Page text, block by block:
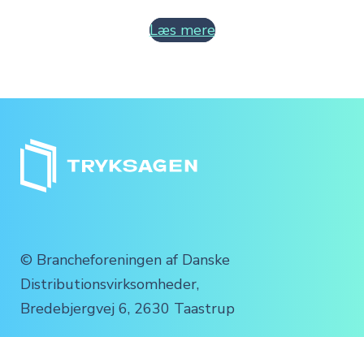
Læs mere
© Brancheforeningen af Danske
Distributionsvirksomheder,
Bredebjergvej 6, 2630 Taastrup